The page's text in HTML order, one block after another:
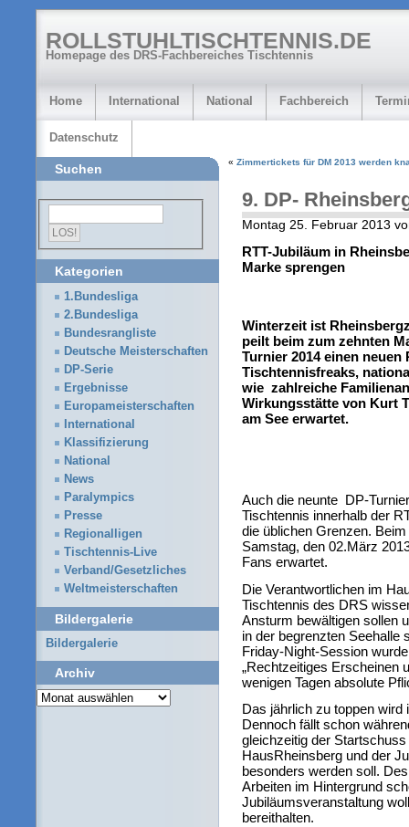
ROLLSTUHLTISCHTENNIS.DE
Homepage des DRS-Fachbereiches Tischtennis
Home International National Fachbereich
Datenschutz
« Zimmertickets für DM 2013 werden
9. DP-
Montag 25. Februar 2013
RTT-Jubiläum in
Marke sprengen
Winterzeit ist
peilt beim zum zehnten
Turnier 2014 einen neuen
Tischtennisfreaks,
wie zahlreiche
Wirkungsstätte von Kurt
am See erwartet.
Auch die neunte DP-
Tischtennis innerhalb der
die üblichen Grenzen.
Samstag, den 02.März
Fans erwartet.
Die Verantwortlichen im
Tischtennis des DRS
Ansturm bewältigen sollen
in der begrenzten Seehalle
Friday-Night-Session
„Rechtzeitiges Erscheinen
wenigen Tagen absolute
Das jährlich zu toppen
Dennoch fällt schon
gleichzeitig der
HausRheinsberg und der
besonders werden soll.
Arbeiten im Hintergrund
Jubiläumsveranstaltung
bereithalten.
Suchen
Kategorien
1.Bundesliga
2.Bundesliga
Bundesrangliste
Deutsche Meisterschaften
DP-Serie
Ergebnisse
Europameisterschaften
International
Klassifizierung
National
News
Paralympics
Presse
Regionalligen
Tischtennis-Live
Verband/Gesetzliches
Weltmeisterschaften
Bildergalerie
Bildergalerie
Archiv
Archiv